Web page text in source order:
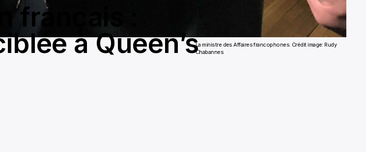
La ministre des Affaires francophones. Crédit image: Rudy
Chabannes
français :
à Queen’s